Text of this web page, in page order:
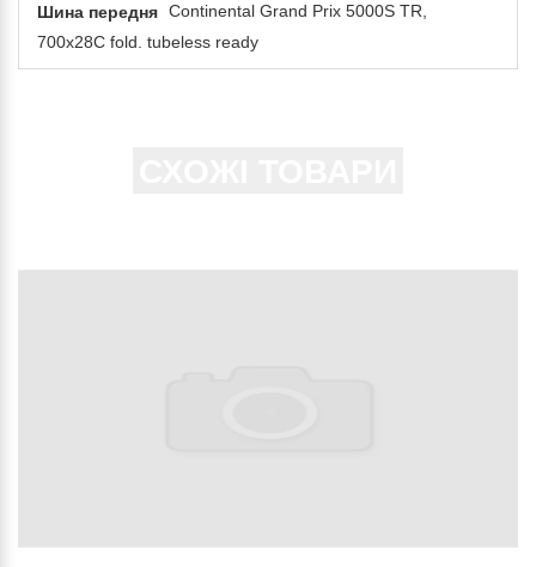
Шина передня Continental Grand Prix 5000S TR,
700x28C fold. tubeless ready